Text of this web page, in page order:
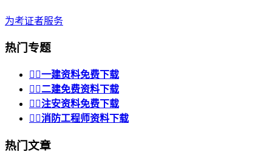
为考证者服务
热门专题
 一建资料免费下载
 二建免费资料下载
 注安资料免费下载
 消防工程师资料下载
热门文章